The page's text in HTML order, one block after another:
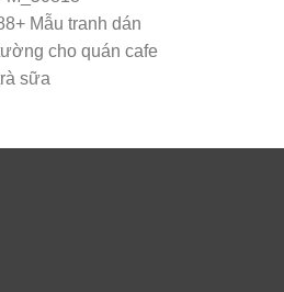
Mẫu tranh dán
cho quán cafe
sữa